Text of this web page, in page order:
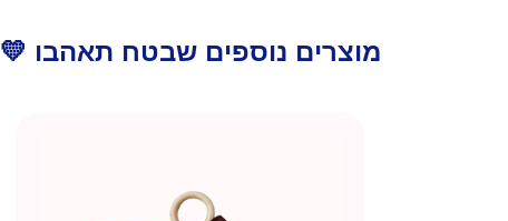
מוצרים נוספים שבטח תאהבו 💛